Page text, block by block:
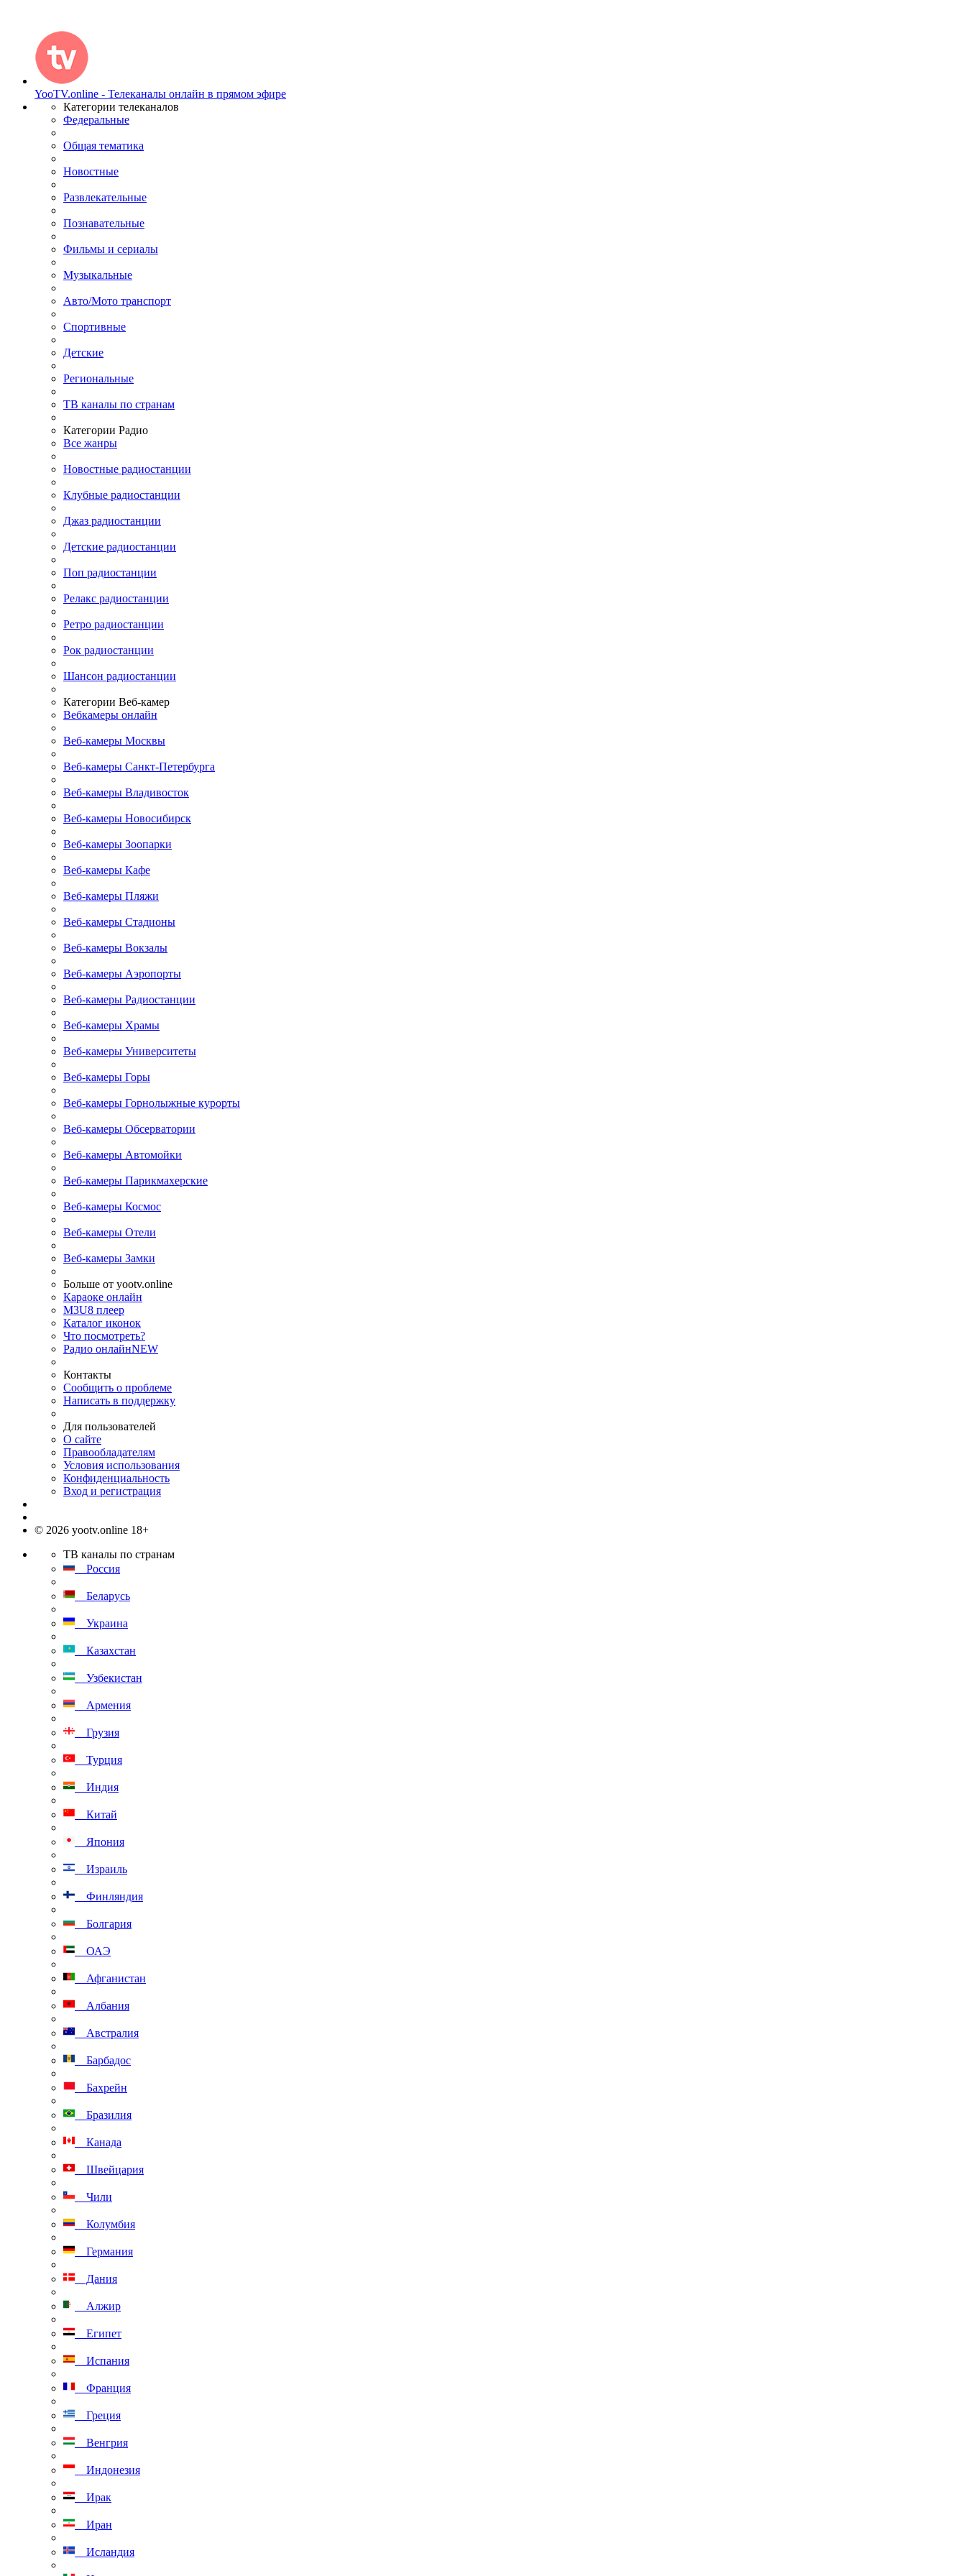
YooTV.online - Телеканалы онлайн в прямом эфире
Категории телеканалов
Федеральные
Общая тематика
Новостные
Развлекательные
Познавательные
Фильмы и сериалы
Музыкальные
Авто/Мото транспорт
Спортивные
Детские
Региональные
ТВ каналы по странам
Категории Радио
Все жанры
Новостные радиостанции
Клубные радиостанции
Джаз радиостанции
Детские радиостанции
Поп радиостанции
Релакс радиостанции
Ретро радиостанции
Рок радиостанции
Шансон радиостанции
Категории Веб-камер
Вебкамеры онлайн
Веб-камеры Москвы
Веб-камеры Санкт-Петербурга
Веб-камеры Владивосток
Веб-камеры Новосибирск
Веб-камеры Зоопарки
Веб-камеры Кафе
Веб-камеры Пляжи
Веб-камеры Стадионы
Веб-камеры Вокзалы
Веб-камеры Аэропорты
Веб-камеры Радиостанции
Веб-камеры Храмы
Веб-камеры Университеты
Веб-камеры Горы
Веб-камеры Горнолыжные курорты
Веб-камеры Обсерватории
Веб-камеры Автомойки
Веб-камеры Парикмахерские
Веб-камеры Космос
Веб-камеры Отели
Веб-камеры Замки
Больше от yootv.online
Караоке онлайн
M3U8 плеер
Каталог иконок
Что посмотреть?
Радио онлайнNEW
Контакты
Сообщить о проблеме
Написать в поддержку
Для пользователей
О сайте
Правообладателям
Условия использования
Конфиденциальность
Вход и регистрация
© 2026 yootv.online 18+
ТВ каналы по странам
Россия
Беларусь
Украина
Казахстан
Узбекистан
Армения
Грузия
Турция
Индия
Китай
Япония
Израиль
Финляндия
Болгария
ОАЭ
Афганистан
Албания
Австралия
Барбадос
Бахрейн
Бразилия
Канада
Швейцария
Чили
Колумбия
Германия
Дания
Алжир
Египет
Испания
Франция
Греция
Венгрия
Индонезия
Ирак
Иран
Исландия